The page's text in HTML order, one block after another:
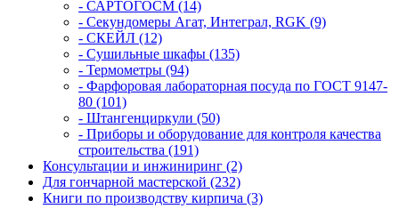
- САРТОГОСМ (14)
- Секундомеры Агат, Интеграл, RGK (9)
- СКЕЙЛ (12)
- Сушильные шкафы (135)
- Термометры (94)
- Фарфоровая лабораторная посуда по ГОСТ 9147-
80 (101)
- Штангенциркули (50)
- Приборы и оборудование для контроля качества
строительства (191)
Консультации и инжиниринг (2)
Для гончарной мастерской (232)
Книги по производству кирпича (3)